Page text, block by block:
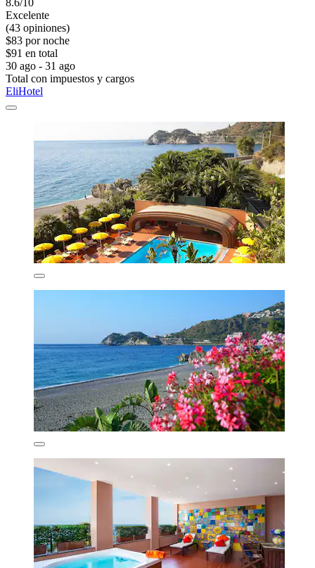
8.6/10
Excelente
(43 opiniones)
$83 por noche
$91 en total
30 ago - 31 ago
Total con impuestos y cargos
EliHotel